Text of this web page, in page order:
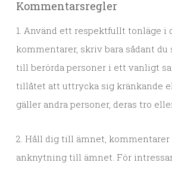
Kommentarsregler
1. Använd ett respektfullt tonläge i
kommentarer, skriv bara sådant du
till berörda personer i ett vanligt
tillåtet att uttrycka sig kränkande
gäller andra personer, deras tro
2. Håll dig till ämnet, kommentarer
anknytning till ämnet. För